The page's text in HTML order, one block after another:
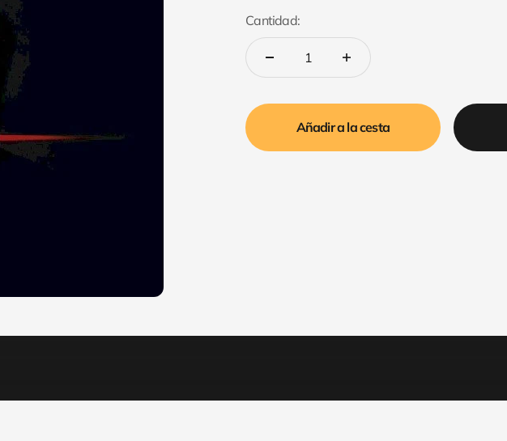
Cantidad:
Añadir a la cesta